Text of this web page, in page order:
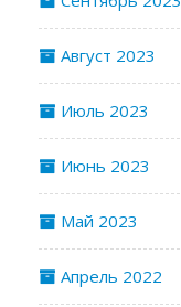
Август 2023
Июль 2023
Июнь 2023
Май 2023
Апрель 2022